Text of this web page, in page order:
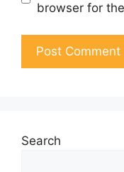
browser for
Search